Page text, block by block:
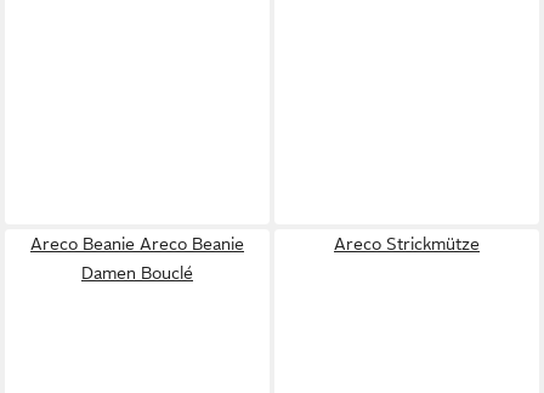
Areco Beanie Areco Beanie
Damen Bouclé
Areco Strickmütze